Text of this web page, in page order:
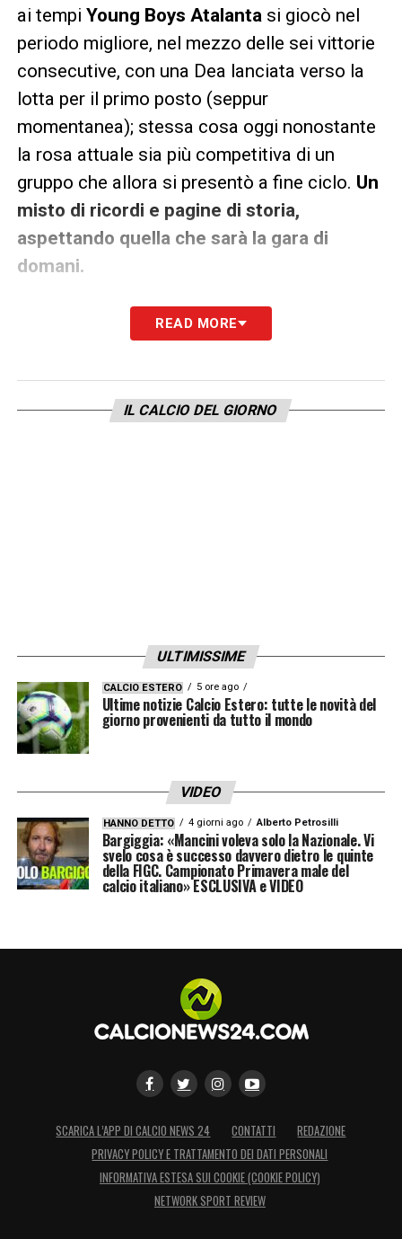
ai tempi Young Boys Atalantasi giocò nel
periodo migliore, nel mezzo delle sei vittorie
consecutive, con una Dea lanciata verso la
lotta per il primo posto (seppur
momentanea); stessa cosa oggi nonostante
la rosa attuale sia più competitiva di un
gruppo che allora si presentò a fine ciclo. Un
misto di ricordi e pagine di storia,
aspettando quella che sarà la gara di
domani.
LA PLAYLIST DELLE NOSTRE TOP NEWS
READ MORE
IL CALCIO DEL GIORNO
ULTIMISSIME
CALCIO ESTERO 5 ore ago
Ultime notizie Calcio Estero: tutte le novità del
giorno provenienti da tutto il mondo
VIDEO
HANNO DETTO 4 giorni ago Alberto Petrosilli
Bargiggia: «Mancini voleva solo la Nazionale. Vi
svelo cosa è successo davvero dietro le quinte
della FIGC. Campionato Primavera male del
calcio italiano» ESCLUSIVA e VIDEO
SCARICA L’APP DI CALCIO NEWS 24 CONTATTI
REDAZIONE
PRIVACY POLICY E TRATTAMENTO DEI DATI PERSONALI
INFORMATIVA ESTESA SUI COOKIE (COOKIE POLICY)
NETWORK SPORT REVIEW